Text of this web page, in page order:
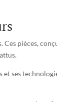
pièces,
ses